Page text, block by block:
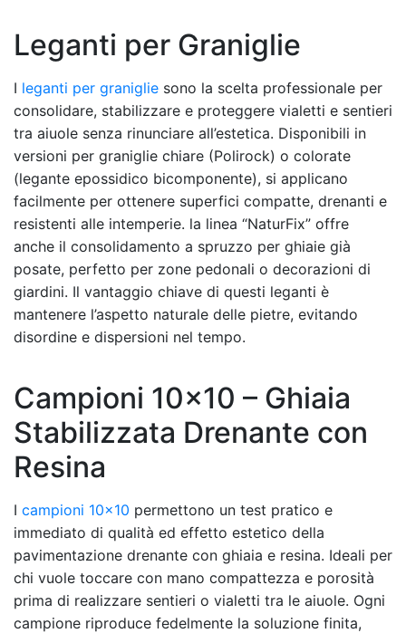
Leganti per Graniglie
I leganti per graniglie sono la scelta professionale per
consolidare, stabilizzare e proteggere vialetti e sentieri
tra aiuole senza rinunciare all’estetica. Disponibili in
versioni per graniglie chiare (Polirock) o colorate
(legante epossidico bicomponente), si applicano
facilmente per ottenere superfici compatte, drenanti e
resistenti alle intemperie. la linea “NaturFix” offre
anche il consolidamento a spruzzo per ghiaie già
posate, perfetto per zone pedonali o decorazioni di
giardini. Il vantaggio chiave di questi leganti è
mantenere l’aspetto naturale delle pietre, evitando
disordine e dispersioni nel tempo.
Campioni 10×10 – Ghiaia
Stabilizzata Drenante con
Resina
I campioni 10×10 permettono un test pratico e
immediato di qualità ed effetto estetico della
pavimentazione drenante con ghiaia e resina. Ideali per
chi vuole toccare con mano compattezza e porosità
prima di realizzare sentieri o vialetti tra le aiuole. Ogni
campione riproduce fedelmente la soluzione finita,